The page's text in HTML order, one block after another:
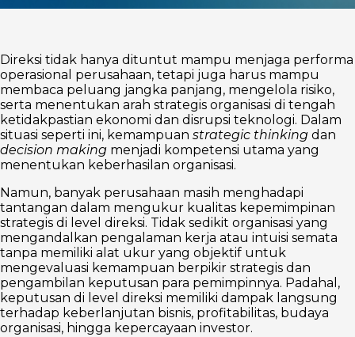
Direksi tidak hanya dituntut mampu menjaga performa
operasional perusahaan, tetapi juga harus mampu
membaca peluang jangka panjang, mengelola risiko,
serta menentukan arah strategis organisasi di tengah
ketidakpastian ekonomi dan disrupsi teknologi. Dalam
situasi seperti ini, kemampuan strategic thinking dan
decision making menjadi kompetensi utama yang
menentukan keberhasilan organisasi.
Namun, banyak perusahaan masih menghadapi
tantangan dalam mengukur kualitas kepemimpinan
strategis di level direksi. Tidak sedikit organisasi yang
mengandalkan pengalaman kerja atau intuisi semata
tanpa memiliki alat ukur yang objektif untuk
mengevaluasi kemampuan berpikir strategis dan
pengambilan keputusan para pemimpinnya. Padahal,
keputusan di level direksi memiliki dampak langsung
terhadap keberlanjutan bisnis, profitabilitas, budaya
organisasi, hingga kepercayaan investor.